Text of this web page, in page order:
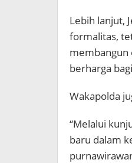
Lebih lanjut,
formalitas,
membangun
berharga
Wakapolda
“Melalui
baru dalam